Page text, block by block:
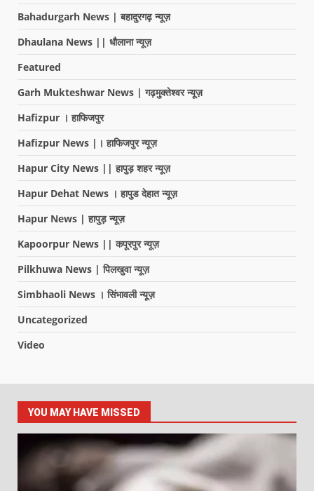
Bahadurgarh News | बहादुरगढ़ न्यूज़
Dhaulana News || धौलाना न्यूज़
Featured
Garh Mukteshwar News | गढ़मुक्तेश्वर न्यूज़
Hafizpur । हाफिजपुर
Hafizpur News |। हाफिजपुर न्यूज़
Hapur City News || हापुड़ शहर न्यूज़
Hapur Dehat News । हापुड देहात न्यूज़
Hapur News | हापुड़ न्यूज़
Kapoorpur News || कपूरपुर न्यूज़
Pilkhuwa News | पिलखुवा न्यूज़
Simbhaoli News । सिंभावली न्यूज़
Uncategorized
Video
YOU MAY HAVE MISSED